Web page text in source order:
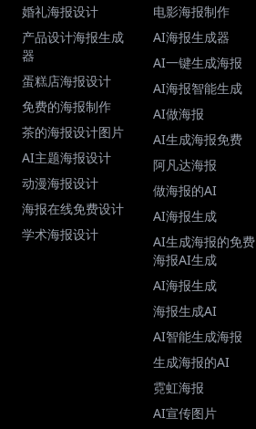
婚礼海报设计
产品设计海报生成
器
蛋糕店海报设计
免费的海报制作
茶的海报设计图片
AI主题海报设计
动漫海报设计
海报在线免费设计
学术海报设计
电影海报制作
AI海报生成器
AI一键生成海报
AI海报智能生成
AI做海报
AI生成海报免费
阿凡达海报
做海报的AI
AI海报生成
AI生成海报的免费
海报AI生成
AI海报生成
海报生成AI
AI智能生成海报
生成海报的AI
霓虹海报
AI宣传图片